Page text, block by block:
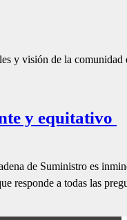
y visión de la
y equitativo
de Suministro es
responde a todas las